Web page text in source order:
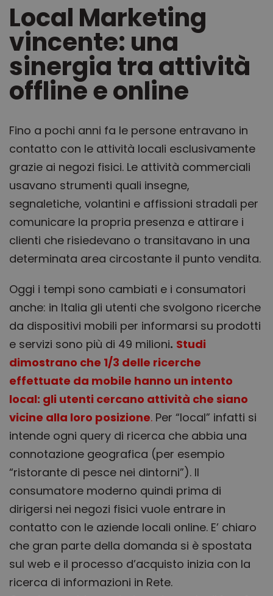
Local Marketing
vincente: una
sinergia tra attività
offline e online
Fino a pochi anni fa le persone entravano in
contatto con le attività locali esclusivamente
grazie ai negozi fisici. Le attività commerciali
usavano strumenti quali insegne,
segnaletiche, volantini e affissioni stradali per
comunicare la propria presenza e attirare i
clienti che risiedevano o transitavano in una
determinata area circostante il punto vendita.
Oggi i tempi sono cambiati e i consumatori
anche: in Italia gli utenti che svolgono ricerche
da dispositivi mobili per informarsi su prodotti
e servizi sono più di 49 milioni. Studi
dimostrano che 1/3 delle ricerche
effettuate da mobile hanno un intento
local: gli utenti cercano attività che siano
vicine alla loro posizione. Per “local” infatti si
intende ogni query di ricerca che abbia una
connotazione geografica (per esempio
“ristorante di pesce nei dintorni”). Il
consumatore moderno quindi prima di
dirigersi nei negozi fisici vuole entrare in
contatto con le aziende locali online. E’ chiaro
che gran parte della domanda si è spostata
sul web e il processo d’acquisto inizia con la
ricerca di informazioni in Rete.